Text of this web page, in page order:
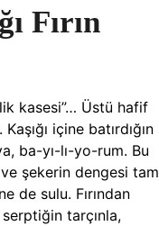
Fırın
kasesi”… Üstü hafif
içine batırdığın
ba-yı-lı-yo-rum. Bu
şekerin dengesi tam
de sulu. Fırından
serptiğin tarçınla,